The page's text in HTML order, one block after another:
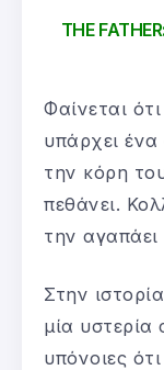
THE
Φαίνεται
υπάρχει ένα
την κόρη
πεθάνει.
την αγαπάει
Στην
μία
υπόνοιες